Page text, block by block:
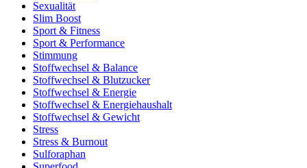
Sexualität
Slim Boost
Sport & Fitness
Sport & Performance
Stimmung
Stoffwechsel & Balance
Stoffwechsel & Blutzucker
Stoffwechsel & Energie
Stoffwechsel & Energiehaushalt
Stoffwechsel & Gewicht
Stress
Stress & Burnout
Sulforaphan